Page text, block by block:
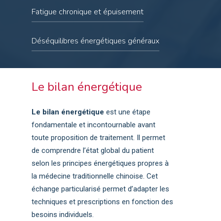
Dysenterie bacillaire aiguë (et chronique)
Diarrhées
Maladie de Ménière
Vessie neurologique
Enurésie
Névralgie intercostale
Épicondylite
Lombalgies
Arthrose
Spondylarthrite
Mal de dos
Tendinite
Capsulite
Leucorrhée
Enurésie
Stress chronique, anxiété, nervosité,
irritabilité, angoisse, frayeur,
États dépressifs légers à modérés,
Fatigue chronique et épuisement
Manque d’énergie
Burn Out
Déséquilibres énergétiques généraux
Sensation de « ne pas être bien dans son
corps »
Besoin de rééquilibrage après un choc
Le bilan énergétique
Le bilan énergétiqueest une étape
fondamentale et incontournable avant
toute proposition de traitement. Il permet
de comprendre l’état global du patient
selon les principes énergétiques propres à
la médecine traditionnelle chinoise. Cet
échange particularisé permet d’adapter les
techniques et prescriptions en fonction des
besoins individuels.